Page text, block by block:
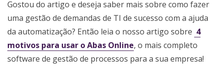
Gostou do artigo e deseja saber mais sobre como fazer
uma gestão de demandas de TI de sucesso com a ajuda
da automatização? Então leia o nosso artigo sobre 4
motivos para usar o Abas Online, o mais completo
software de gestão de processos para a sua empresa!